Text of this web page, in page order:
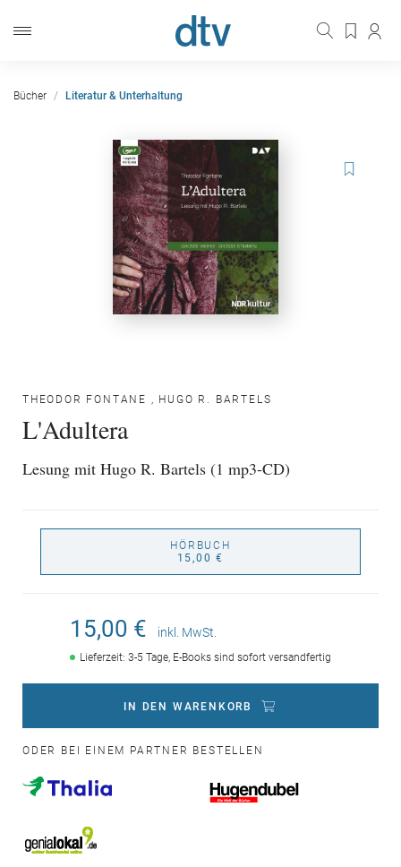
Bücher Literatur & Unterhaltung
THEODOR FONTANE , HUGO R. BARTELS
L'Adultera
Lesung mit Hugo R. Bartels (1 mp3-CD)
HÖRBUCH
15,00 €
15,00 € inkl. MwSt.
Lieferzeit: 3-5 Tage, E-Books sind sofort versandfertig
IN DEN WARENKORB
ODER BEI EINEM PARTNER BESTELLEN